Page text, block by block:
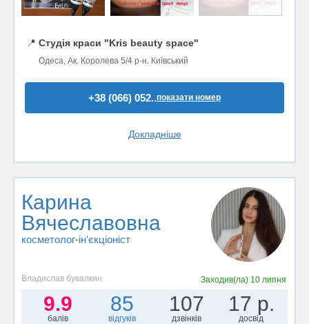
📍 Студія краси "Kris beauty space"
Одеса, Ак. Королева 5/4 р-н. Київський
+38 (066) 052..показати номер
Докладніше
Карина
Вячеславовна
косметолог-ін'єкціоніст
Владислав бувалкин Заходив(ла) 10 липня
9.9
балів
85
відгуків
107
дзвінків
17 р.
досвід